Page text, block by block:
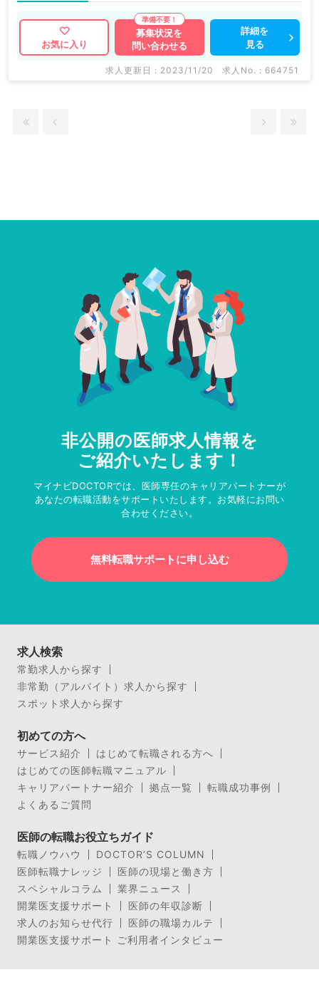
お気に入り
募集状況を
問い合わせる
詳細を
見る
求人更新日 : 2023/11/20 求人No. : 664751
非公開の医師求人情報を
ご紹介いたします！
マイナビDOCTORでは、医師専任のキャリアパートナーが
あなたの転職活動をサポートいたします。お気軽にお問い
合わせください。
無料転職サポートに申し込む
求人検索
常勤求人から探す
非常勤（アルバイト）求人から探す
スポット求人から探す
初めての方へ
サービス紹介
はじめて転職される方へ
はじめての医師転職マニュアル
キャリアパートナー紹介
拠点一覧
転職成功事例
よくあるご質問
医師の転職お役立ちガイド
転職ノウハウ
DOCTOR’S COLUMN
医師転職ナレッジ
医師の現場と働き方
スペシャルコラム
業界ニュース
開業医支援サポート
医師の年収診断
求人のお知らせ代行
医師の職場カルテ
開業医支援サポート ご利用者インタビュー